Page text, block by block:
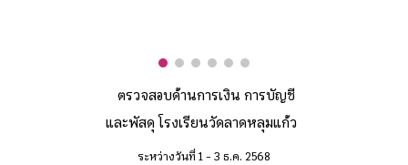
ตรวจสอบด้านการเงิน การบัญชี
และพัสดุ โรงเรียนวัดลาดหลุมแก้ว
ระหว่างวันที่ 1- 3 ธ.ค. 2568